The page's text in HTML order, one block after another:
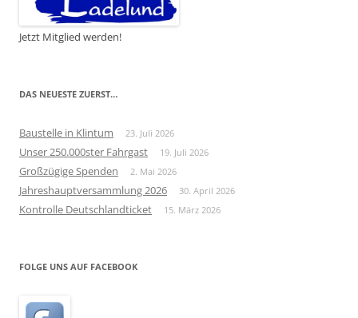
Jetzt Mitglied werden!
DAS NEUESTE ZUERST…
Baustelle in Klintum 23. Juli 2026
Unser 250.000ster Fahrgast 19. Juli 2026
Großzügige Spenden 2. Mai 2026
Jahreshauptversammlung 2026 30. April 2026
Kontrolle Deutschlandticket 15. März 2026
FOLGE UNS AUF FACEBOOK